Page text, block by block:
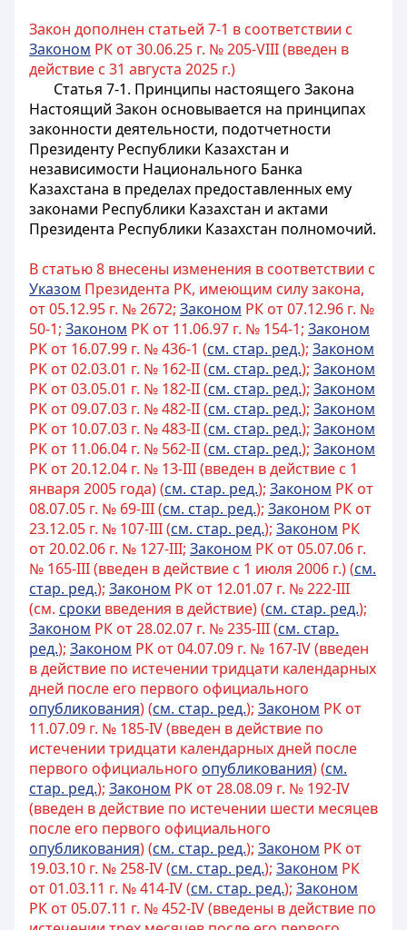
Закон дополнен статьей 7-1 в соответствии с
Законом РК от 30.06.25 г. № 205-VIII (введен в
действие с 31 августа 2025 г.)
Статья 7-1. Принципы настоящего Закона
Настоящий Закон основывается на принципах
законности деятельности, подотчетности
Президенту Республики Казахстан и
независимости Национального Банка
Казахстана в пределах предоставленных ему
законами Республики Казахстан и актами
Президента Республики Казахстан полномочий.
В статью 8 внесены изменения в соответствии с
Указом Президента РК, имеющим силу закона,
от 05.12.95 г. № 2672; Законом РК от 07.12.96 г. №
50-1; Законом РК от 11.06.97 г. № 154-1; Законом
РК от 16.07.99 г. № 436-1 (см. стар. ред.); Законом
РК от 02.03.01 г. № 162-II (см. стар. ред.); Законом
РК от 03.05.01 г. № 182-II (см. стар. ред.); Законом
РК от 09.07.03 г. № 482-II (см. стар. ред.); Законом
РК от 10.07.03 г. № 483-II (см. стар. ред.); Законом
РК от 11.06.04 г. № 562-II (см. стар. ред.); Законом
РК от 20.12.04 г. № 13-III (введен в действие с 1
января 2005 года) (см. стар. ред.); Законом РК от
08.07.05 г. № 69-III (см. стар. ред.); Законом РК от
23.12.05 г. № 107-III (см. стар. ред.); Законом РК
от 20.02.06 г. № 127-III; Законом РК от 05.07.06 г.
№ 165-III (введен в действие с 1 июля 2006 г.) (см.
стар. ред.); Законом РК от 12.01.07 г. № 222-III
(см. сроки введения в действие) (см. стар. ред.);
Законом РК от 28.02.07 г. № 235-III (см. стар.
ред.); Законом РК от 04.07.09 г. № 167-IV (введен
в действие по истечении тридцати календарных
дней после его первого официального
опубликования) (см. стар. ред.); Законом РК от
11.07.09 г. № 185-IV (введен в действие по
истечении тридцати календарных дней после
первого официального опубликования) (см.
стар. ред.); Законом РК от 28.08.09 г. № 192-IV
(введен в действие по истечении шести месяцев
после его первого официального
опубликования) (см. стар. ред.); Законом РК от
19.03.10 г. № 258-IV (см. стар. ред.); Законом РК
от 01.03.11 г. № 414-IV (см. стар. ред.); Законом
РК от 05.07.11 г. № 452-IV (введены в действие по